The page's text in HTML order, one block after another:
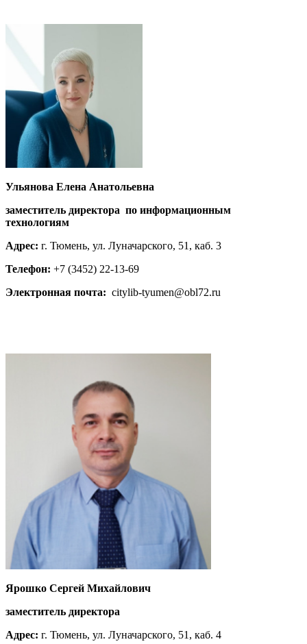
Ульянова Елена Анатольевна
заместитель директора по информационным
технологиям
Адрес: г. Тюмень, ул. Луначарского, 51, каб. 3
Телефон: +7 (3452) 22-13-69
Электронная почта: citylib-tyumen@obl72.ru
Ярошко Сергей Михайлович
заместитель директора
Адрес: г. Тюмень, ул. Луначарского, 51, каб. 4